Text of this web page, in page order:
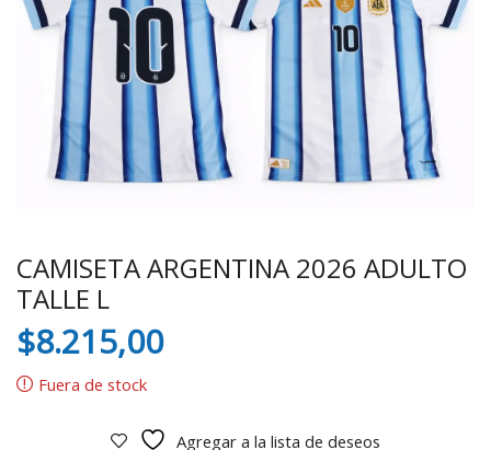
CAMISETA ARGENTINA 2026 ADULTO
TALLE L
$8.215,00
Fuera de stock
Agregar a la lista de deseos